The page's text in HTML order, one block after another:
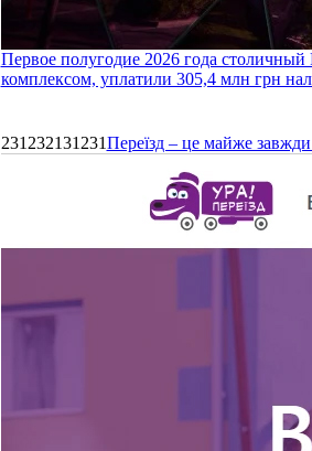
Первое полугодие 2026 года
комплексом, уплатили 305,4 млн грн
231232131231Переїзд – це майже